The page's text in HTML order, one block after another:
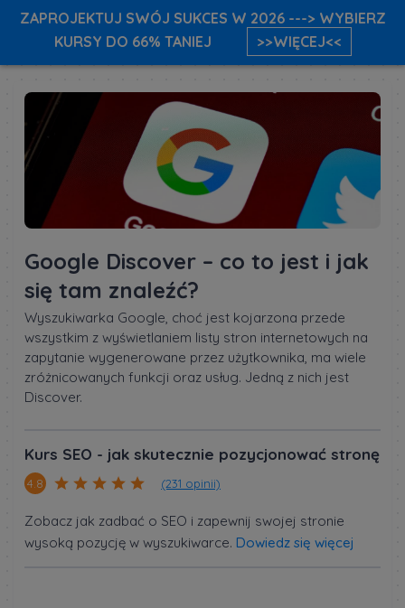
Google Discover – co to jest i jak
się tam znaleźć?
Wyszukiwarka Google, choć jest kojarzona przede
wszystkim z wyświetlaniem listy stron internetowych na
zapytanie wygenerowane przez użytkownika, ma wiele
zróżnicowanych funkcji oraz usług. Jedną z nich jest
Discover.
Kurs SEO - jak skutecznie pozycjonować stronę
4.8 (231 opinii)
Zobacz jak zadbać o SEO i zapewnij swojej stronie
wysoką pozycję w wyszukiwarce. Dowiedz się więcej
ZAPROJEKTUJ SWÓJ SUKCES W 2026 ---> WYBIERZ
KURSY DO 66% TANIEJ
>>WIĘCEJ<<